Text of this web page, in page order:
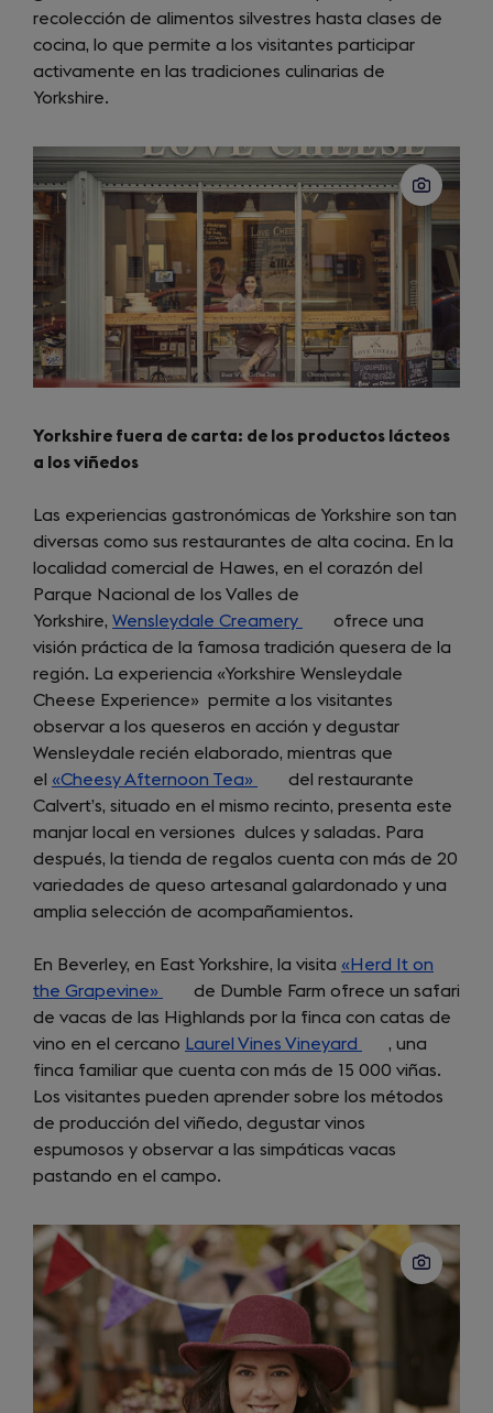
recolección de alimentos silvestres hasta clases de
cocina, lo que permite a los visitantes participar
activamente en las tradiciones culinarias de
Yorkshire.
Yorkshire fuera de carta: de los productos lácteos
a los viñedos
Las experiencias gastronómicas de Yorkshire son tan
diversas como sus restaurantes de alta cocina. En la
localidad comercial de Hawes, en el corazón del
Parque Nacional de los Valles de
Yorkshire, Wensleydale Creamery
(opens
in
a
new
tab)
ofrece una
visión práctica de la famosa tradición quesera de la
región. La experiencia «Yorkshire Wensleydale
Cheese Experience» permite a los visitantes
observar a los queseros en acción y degustar
Wensleydale recién elaborado, mientras que
el «Cheesy Afternoon Tea»
(opens
in
a
new
tab)
del restaurante
Calvert’s, situado en el mismo recinto, presenta este
manjar local en versiones dulces y saladas. Para
después, la tienda de regalos cuenta con más de 20
variedades de queso artesanal galardonado y una
amplia selección de acompañamientos.
En Beverley, en East Yorkshire, la visita «Herd It on
the Grapevine»
(opens
in
a
new
tab)
de Dumble Farm ofrece un safari
de vacas de las Highlands por la finca con catas de
vino en el cercano Laurel Vines Vineyard
(opens
in
a
new
tab)
, una
finca familiar que cuenta con más de 15 000 viñas.
Los visitantes pueden aprender sobre los métodos
de producción del viñedo, degustar vinos
espumosos y observar a las simpáticas vacas
pastando en el campo.